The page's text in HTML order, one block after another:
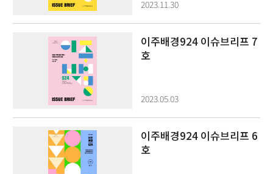
2023.11.30
이주배경924 이슈브리프 7
호
2023.05.03
이주배경924 이슈브리프 6
호